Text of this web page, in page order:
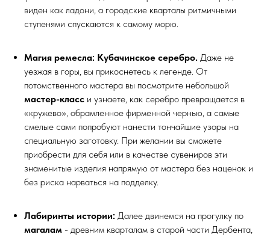
виден как ладони, а городские кварталы ритмичными
ступенями спускаются к самому морю.
Магия ремесла: Кубачинское серебро. Даже не
уезжая в горы, вы прикоснетесь к легенде. От
потомственного мастера вы посмотрите небольшой
мастер-класс и узнаете, как серебро превращается в
«кружево», обрамленное фирменной чернью, а самые
смелые сами попробуют нанести тончайшие узоры на
специальную заготовку. При желании вы сможете
приобрести для себя или в качестве сувениров эти
знаменитые изделия напрямую от мастера без наценок и
без риска нарваться на подделку.
Лабиринты истории: Далее двинемся на прогулку по
магалам - древним кварталам в старой части Дербента,